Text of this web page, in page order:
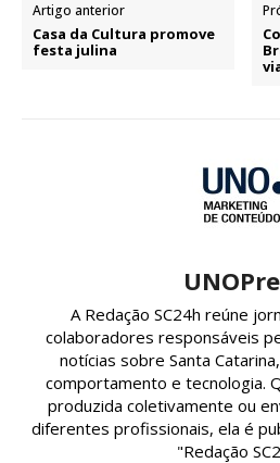
Artigo anterior
Casa da Cultura promove
festa julina
A Redação SC24h reúne
colaboradores responsáveis
notícias sobre Santa
comportamento e tecnologia.
produzida coletivamente ou
diferentes profissionais, ela é
"Redação